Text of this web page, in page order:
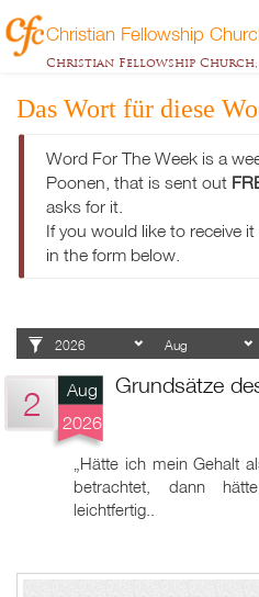
Christian Fellowship
Christian Fellowship
Das Wort für diese
Word For The Week is a
Poonen, that is sent out
asks for it.
If you would like to receive
in the form below.
2
Aug
2026
Grundsätze
„Hätte ich mein Gehalt
betrachtet, dann
leichtfertig..